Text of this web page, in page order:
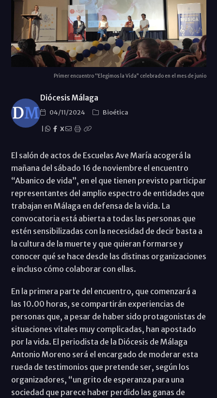
Primer encuentro “Elegimos la Vida” celebrado en el mes de junio
Diócesis Málaga
04/11/2024
Bioética
X
El salón de actos de Escuelas Ave María acogerá la
mañana del sábado 16 de noviembre el encuentro
“Abanico de vida”, en el que tienen previsto participar
representantes del amplio espectro de entidades que
trabajan en Málaga en defensa de la vida. La
convocatoria está abierta a todas las personas que
estén sensibilizadas con la necesidad de decir basta a
la cultura de la muerte y que quieran formarse y
conocer qué se hace desde las distinas organizaciones
e incluso cómo colaborar con ellas.
En la primera parte del encuentro, que comenzará a
las 10.00 horas, se compartirán experiencias de
personas que, a pesar de haber sido protagonistas de
situaciones vitales muy complicadas, han apostado
por la vida. El periodista de la Diócesis de Málaga
Antonio Moreno será el encargado de moderar esta
rueda de testimonios que pretende ser, según los
organizadores, “un grito de esperanza para una
sociedad que parece haber perdido las ganas de